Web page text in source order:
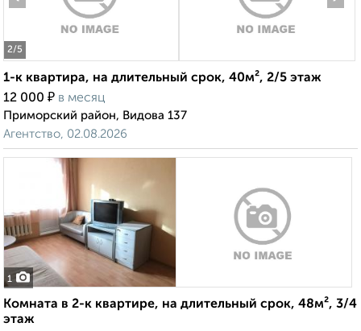
2/5
1-к квартира, на длительный срок, 40м², 2/5 этаж
12 000 ₽ в месяц
Приморский район, Видова 137
Агентство, 02.08.2026
1
Комната в 2-к квартире, на длительный срок, 48м², 3/4
этаж